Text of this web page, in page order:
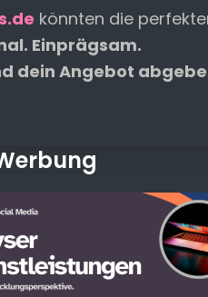
könnten die
Einprägsam.
dein Angebot